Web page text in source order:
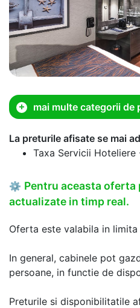
mai multe categorii de
La preturile afisate se mai
Taxa Servicii
⚙ Pentru aceasta
actualizate in timp real.
Oferta este valabila in
In general, cabinele pot
persoane, in functie de
Preturile si disponibilitatile